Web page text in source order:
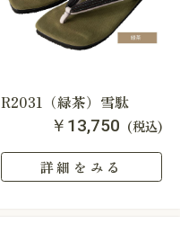
R2031（緑茶）雪駄
￥13,750 (税込)
詳細をみる